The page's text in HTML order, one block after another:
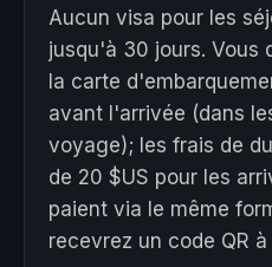
Aucun visa pour les
jusqu'à 30 jours. Vous
la carte
avant l'arrivée (dans
voyage); les frais de
de 20 $US pour les
paient via le même
recevrez un code QR